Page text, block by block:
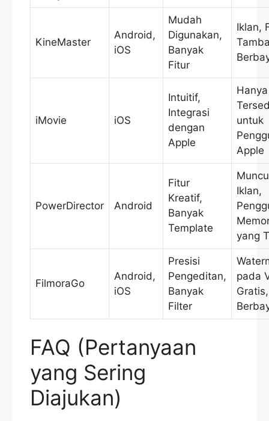
KineMaster
Android,
iOS
Mudah
Digunakan,
Banyak
Fitur
Iklan,
iMovie iOS
Intuitif,
Integrasi
dengan
Apple
Hanya
untuk
Apple
PowerDirector Android
Fitur
Kreatif,
Banyak
Template
Iklan,
yang
FilmoraGo
Android,
iOS
Presisi
Pengeditan,
Banyak
Filter
pada
FAQ (Pertanyaan
yang Sering
Diajukan)